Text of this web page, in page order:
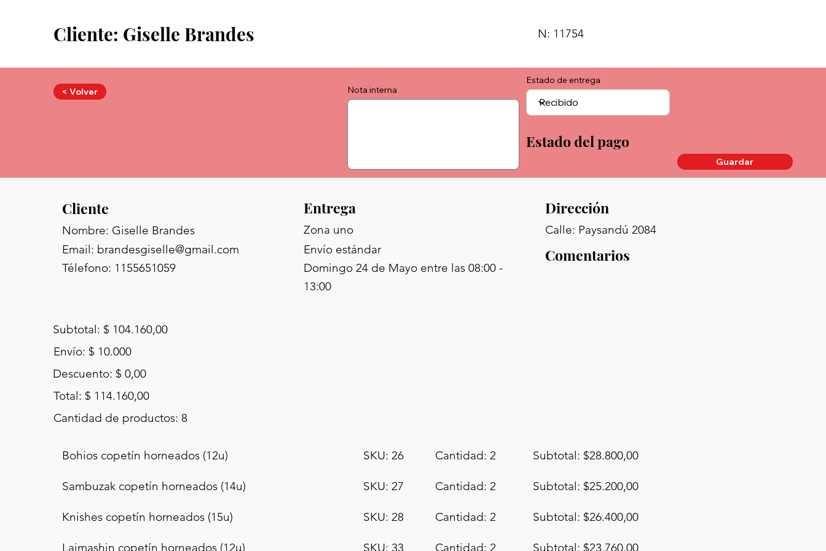
Cliente: Giselle Brandes N: 11754
< Volver Nota interna
Estado de entrega
Estado del pago
Guardar
Cliente
Email: brandesgiselle@gmail.com
Télefono: 1155651059
Nombre: Giselle Brandes
Entrega
Zona uno
Envío estándar
Domingo 24 de Mayo entre las 08:00 -
13:00
Dirección
Calle: Paysandú 2084
Comentarios
Subtotal: $ 104.160,00
Envío: $ 10.000
Descuento: $ 0,00
Total: $ 114.160,00
Cantidad de productos: 8
Bohios copetín horneados (12u) SKU: 26 Cantidad: 2 Subtotal: $28.800,00
Sambuzak copetín horneados (14u) SKU: 27 Cantidad: 2 Subtotal: $25.200,00
Knishes copetín horneados (15u) SKU: 28 Cantidad: 2 Subtotal: $26.400,00
Lajmashin copetín horneados (12u) SKU: 33 Cantidad: 2 Subtotal: $23.760,00